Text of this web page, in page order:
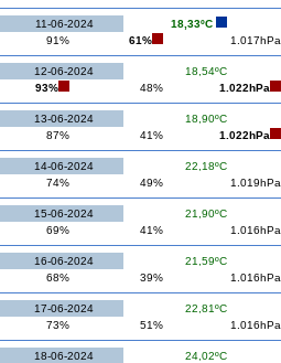
11-06-2024 18,33ºC
91%
61% 1.017hPa
12-06-2024 18,54ºC
93%
48% 1.022hPa
13-06-2024 18,90ºC
87%
41% 1.022hPa
14-06-2024 22,18ºC
74%
49% 1.019hPa
15-06-2024 21,90ºC
69%
41% 1.016hPa
16-06-2024 21,59ºC
68%
39% 1.016hPa
17-06-2024 22,81ºC
73%
51% 1.016hPa
18-06-2024 24,02ºC